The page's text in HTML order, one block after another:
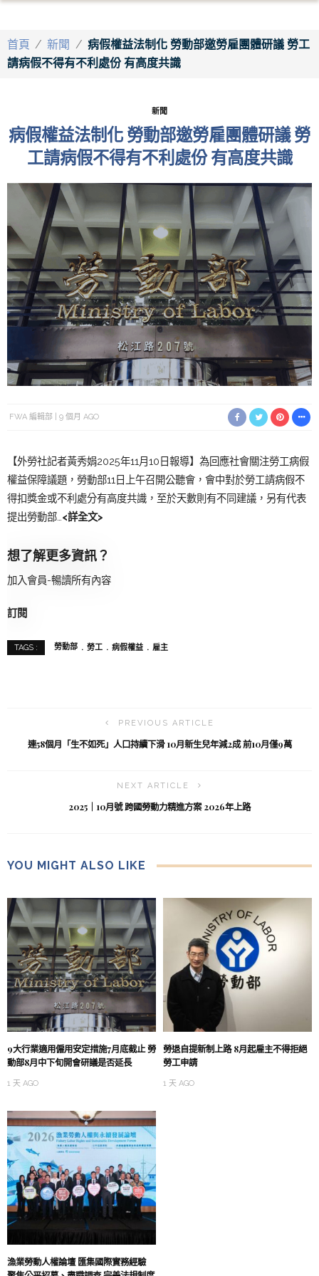
首頁 / 新聞 / 病假權益法制化 勞動部邀勞雇團體研議 勞工
請病假不得有不利處份 有高度共識
新聞
病假權益法制化 勞動部邀勞雇團體研議 勞
工請病假不得有不利處份 有高度共識
FWA 編輯部 9 個月 AGO
【外勞社記者黃秀娟2025年11月10日報導】為回應社會關注勞工病假
權益保障議題，勞動部11日上午召開公聽會，會中對於勞工請病假不
得扣獎金或不利處分有高度共識，至於天數則有不同建議，另有代表
提出勞動部…<詳全文>
想了解更多資訊？
加入會員-暢讀所有內容
訂閱
TAGS : 勞動部 勞工 病假權益 雇主
PREVIOUS ARTICLE
連58個月「生不如死」人口持續下滑 10月新生兒年減2成 前10月僅9萬
NEXT ARTICLE
2025｜10月號 跨國勞動力精進方案 2026年上路
YOU MIGHT ALSO LIKE
9大行業適用僱用安定措施7月底截止 勞
動部8月中下旬開會研議是否延長
1 天 AGO
勞退自提新制上路 8月起雇主不得拒絕
勞工申請
1 天 AGO
漁業勞動人權論壇 匯集國際實務經驗